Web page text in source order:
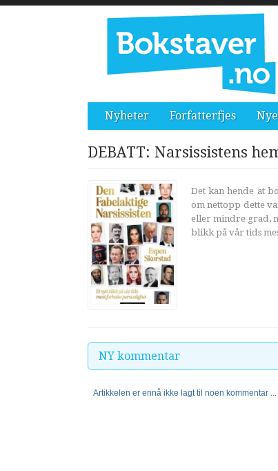
Nyheter Forfatterfjes
DEBATT: Narsissistens
Det kan hende at
om nettopp dette
eller mindre grad,
blikk på vår tids
NY kommentar
Artikkelen er ennå ikke lagt til noen kommentar